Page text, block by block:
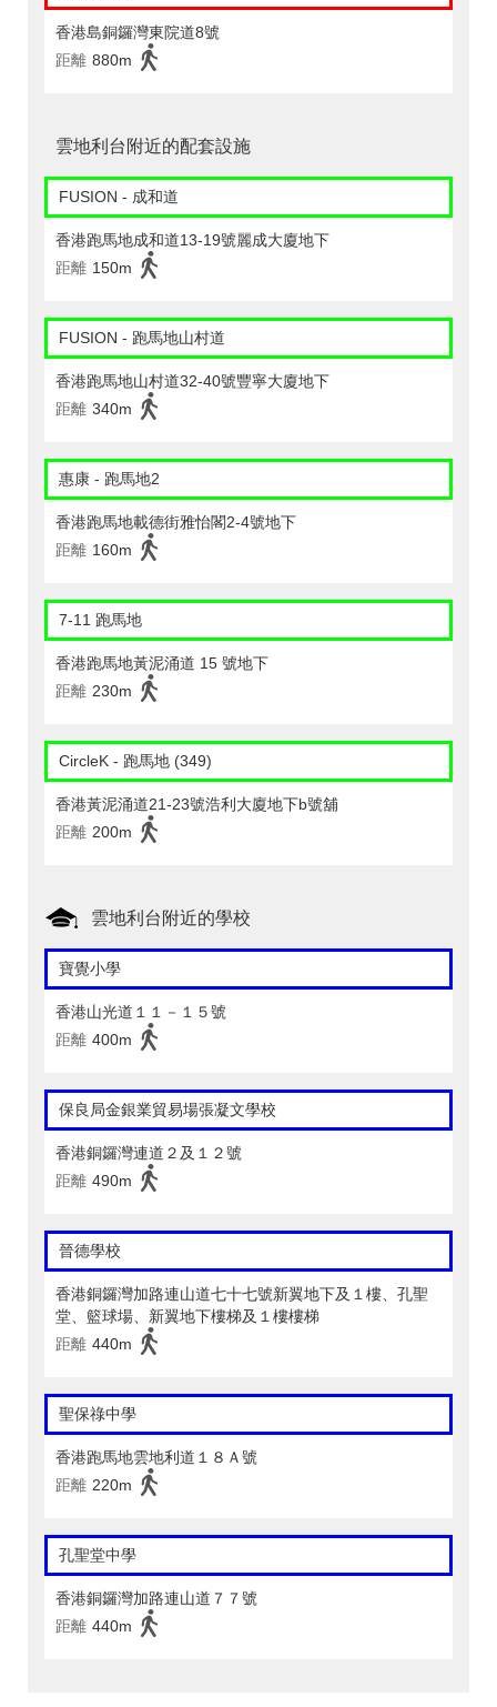
香港島銅鑼灣東院道8號
距離 880m
雲地利台附近的配套設施
FUSION - 成和道
香港跑馬地成和道13-19號麗成大廈地下
距離 150m
FUSION - 跑馬地山村道
香港跑馬地山村道32-40號豐寧大廈地下
距離 340m
惠康 - 跑馬地2
香港跑馬地載德街雅怡閣2-4號地下
距離 160m
7-11 跑馬地
香港跑馬地黃泥涌道 15 號地下
距離 230m
CircleK - 跑馬地 (349)
香港黃泥涌道21-23號浩利大廈地下b號舖
距離 200m
雲地利台附近的學校
寶覺小學
香港山光道１１－１５號
距離 400m
保良局金銀業貿易場張凝文學校
香港銅鑼灣連道２及１２號
距離 490m
晉德學校
香港銅鑼灣加路連山道七十七號新翼地下及１樓、孔聖
堂、籃球場、新翼地下樓梯及１樓樓梯
距離 440m
聖保祿中學
香港跑馬地雲地利道１８Ａ號
距離 220m
孔聖堂中學
香港銅鑼灣加路連山道７７號
距離 440m